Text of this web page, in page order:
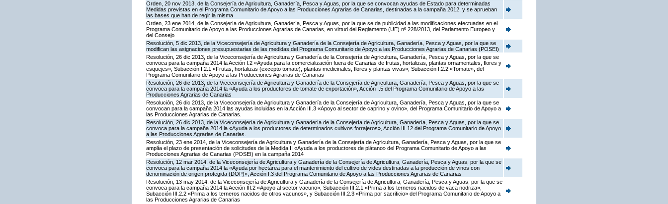
Orden, 20 nov 2013, de la Consejería de Agricultura, Ganadería, Pesca y Aguas, por la que se convocan ayudas de Estado para determinadas
Medidas previstas en el Programa Comunitario de Apoyo a las Producciones Agrarias de Canarias, destinadas a la campaña 2012, y se aprueban
las bases que han de regir la misma
Orden, 23 ene 2014, de la Consejería de Agricultura, Ganadería, Pesca y Aguas, por la que se da publicidad a las modificaciones efectuadas en el
Programa Comunitario de Apoyo a las Producciones Agrarias de Canarias, en virtud del Reglamento (UE) nº 228/2013, del Parlamento Europeo y
del Consejo
Resolución, 5 dic 2013, de la Viceconsejería de Agricultura y Ganadería de la Consejería de Agricultura, Ganadería, Pesca y Aguas, por la que se
modifican las asignaciones presupuestarias de las medidas del Programa Comunitario de Apoyo a las Producciones Agrarias de Canarias (POSEI)
Resolución, 26 dic 2013, de la Viceconsejería de Agricultura y Ganadería de la Consejería de Agricultura, Ganadería, Pesca y Aguas, por la que se
convoca para la campaña 2014 la Acción I.2 «Ayuda para la comercialización fuera de Canarias de frutas, hortalizas, plantas ornamentales, flores y
esquejes», Subacción I.2.1 «Frutas, hortalizas (excepto tomate), plantas medicinales, flores y plantas vivas»; Subacción I.2.2 «Tomate», del
Programa Comunitario de Apoyo a las Producciones Agrarias de Canarias
Resolución, 26 dic 2013, de la Viceconsejería de Agricultura y Ganadería de la Consejería de Agricultura, Ganadería, Pesca y Aguas, por la que se
convoca para la campaña 2014 la «Ayuda a los productores de tomate de exportación», Acción I.5 del Programa Comunitario de Apoyo a las
Producciones Agrarias de Canarias
Resolución, 26 dic 2013, de la Viceconsejería de Agricultura y Ganadería de la Consejería de Agricultura, Ganadería, Pesca y Aguas, por la que se
convocan para la campaña 2014 las ayudas incluidas en la Acción III.3 «Apoyo al sector de caprino y ovino», del Programa Comunitario de Apoyo a
las Producciones Agrarias de Canarias.
Resolución, 26 dic 2013, de la Viceconsejería de Agricultura y Ganadería de la Consejería de Agricultura, Ganadería, Pesca y Aguas, por la que se
convoca para la campaña 2014 la «Ayuda a los productores de determinados cultivos forrajeros», Acción III.12 del Programa Comunitario de Apoyo
a las Producciones Agrarias de Canarias.
Resolución, 23 ene 2014, de la Viceconsejería de Agricultura y Ganadería de la Consejería de Agricultura, Ganadería, Pesca y Aguas, por la que se
amplía el plazo de presentación de solicitudes de la Medida II «Ayuda a los productores de plátano» del Programa Comunitario de Apoyo a las
Producciones Agrarias de Canarias (POSEI) en la campaña 2014
Resolución, 12 mar 2014, de la Viceconsejería de Agricultura y Ganadería de la Consejería de Agricultura, Ganadería, Pesca y Aguas, por la que se
convoca para la campaña 2014 la «Ayuda por hectárea para el mantenimiento del cultivo de vides destinadas a la producción de vinos con
denominación de origen protegida (DOP)», Acción I.3 del Programa Comunitario de Apoyo a las Producciones Agrarias de Canarias
Resolución, 13 may 2014, de la Viceconsejería de Agricultura y Ganadería de la Consejería de Agricultura, Ganadería, Pesca y Aguas, por la que se
convoca para la campaña 2014 la Acción III.2 «Apoyo al sector vacuno», Subacción III.2.1 «Prima a los terneros nacidos de vaca nodriza»,
Subacción III.2.2 «Prima a los terneros nacidos de otros vacunos», y Subacción III.2.3 «Prima por sacrificio» del Programa Comunitario de Apoyo a
las Producciones Agrarias de Canarias